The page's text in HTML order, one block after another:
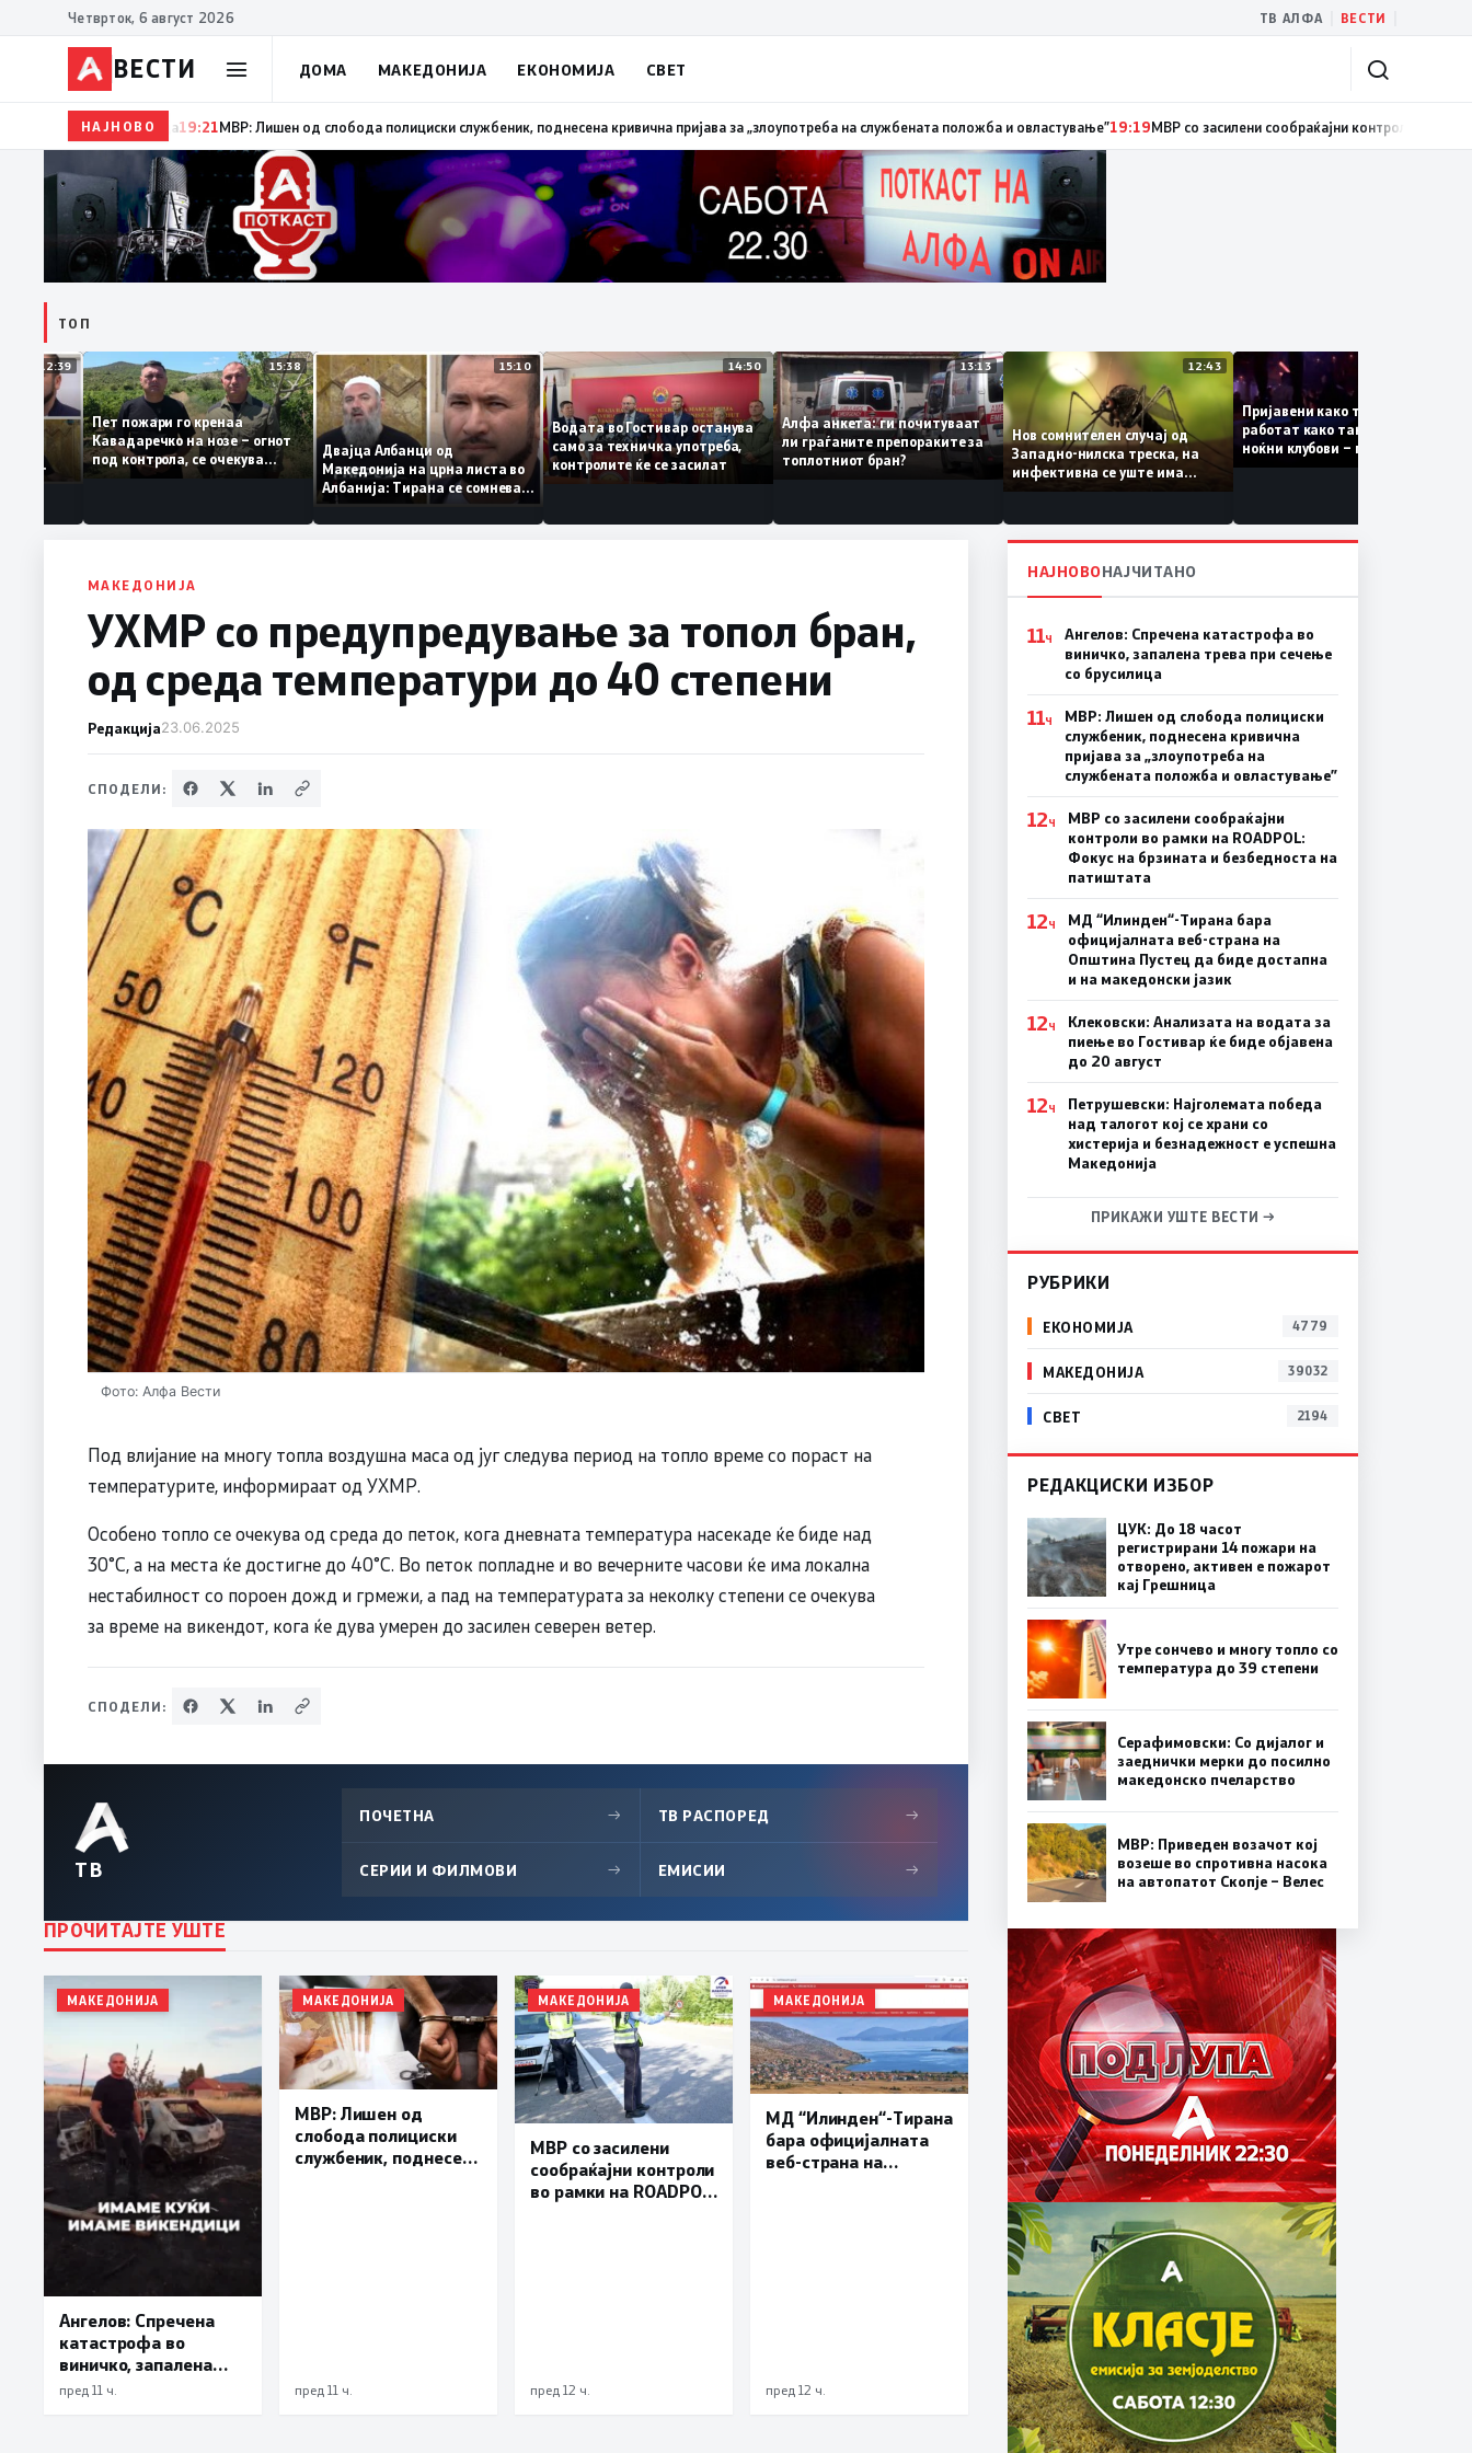
Четврток, 6 август 2026 ТВ АЛФА ВЕСТИ
ВЕСТИ ДОМА МАКЕДОНИЈА ЕКОНОМИЈА СВЕТ
НАЈНОВО19:22Ангелов: Спречена катастрофа во виничко, запалена трева при сечење со брусилица19:21МВР: Лишен од слобода полициски службеник, поднесена кривична пријава за „злоупотреба на
ТОП
12:39
За
од
му гори
15:38
Пет пожари го кренаа
Кавадаречко на нозе – огнот
под контрола, се очекува
целосно гаснење
15:10
Двајца Албанци од
Македонија на црна листа во
Албанија: Тирана се сомнева
дека работеле за
терористички организации
14:50
Водата во Гостивар останува
само за техничка употреба,
контролите ќе се засилат
13:13
Алфа анкета: ги почитуваат
ли граѓаните препораките за
топлотниот бран?
12:43
Нов сомнителен случај од
Западно-нилска треска, на
инфективна се уште има
пациенти во критична
Пријавени како туристки, а
работат како танчерки во
ноќни клубови – полицијата
откри сомнителна шема за
МАКЕДОНИЈА
УХМР со предупредување за топол бран,
од среда температури до 40 степени
Редакција23.06.2025
СПОДЕЛИ:
Фото: Алфа Вести
Под влијание на многу топла воздушна маса од југ следува период на топло време со пораст на
температурите, информираат од УХМР.
Особено топло се очекува од среда до петок, кога дневната температура насекаде ќе биде над
30°C, а на места ќе достигне до 40°C. Во петок попладне и во вечерните часови ќе има локална
нестабилност со пороен дожд и грмежи, а пад на температурата за неколку степени се очекува
за време на викендот, кога ќе дува умерен до засилен северен ветер.
СПОДЕЛИ:
ТВ
ПОЧЕТНА → ТВ РАСПОРЕД →
СЕРИИ И ФИЛМОВИ → ЕМИСИИ →
ПРОЧИТАЈТЕ УШТЕ
МАКЕДОНИЈА
Ангелов: Спречена
катастрофа во
виничко, запалена
трева при сечење со
пред 11 ч.
МАКЕДОНИЈА
МВР: Лишен од
слобода полициски
службеник, поднесена
пред 11 ч.
МАКЕДОНИЈА
МВР со засилени
сообраќајни контроли
во рамки на ROADPOL:
пред 12 ч.
МАКЕДОНИЈА
МД “Илинден“-Тирана
бара официјалната
веб-страна на
пред 12 ч.
НАЈНОВОНАЈЧИТАНО
11Ч
Ангелов: Спречена катастрофа во
виничко, запалена трева при сечење
со брусилица
11Ч
МВР: Лишен од слобода полициски
службеник, поднесена кривична
пријава за „злоупотреба на
службената положба и овластување”
12Ч
МВР со засилени сообраќајни
контроли во рамки на ROADPOL:
Фокус на брзината и безбедноста на
патиштата
12Ч
МД “Илинден“-Тирана бара
официјалната веб-страна на
Општина Пустец да биде достапна
и на македонски јазик
12Ч
Клековски: Анализата на водата за
пиење во Гостивар ќе биде објавена
до 20 август
12Ч
Петрушевски: Најголемата победа
над талогот кој се храни со
хистерија и безнадежност е успешна
Македонија
ПРИКАЖИ УШТЕ ВЕСТИ →
РУБРИКИ
ЕКОНОМИЈА 4779
МАКЕДОНИЈА 39032
СВЕТ 2194
РЕДАКЦИСКИ ИЗБОР
ЦУК: До 18 часот
регистрирани 14 пожари на
отворено, активен е пожарот
кај Грешница
Утре сончево и многу топло со
температура до 39 степени
Серафимовски: Со дијалог и
заеднички мерки до посилно
македонско пчеларство
МВР: Приведен возачот кој
возеше во спротивна насока
на автопатот Скопје – Велес